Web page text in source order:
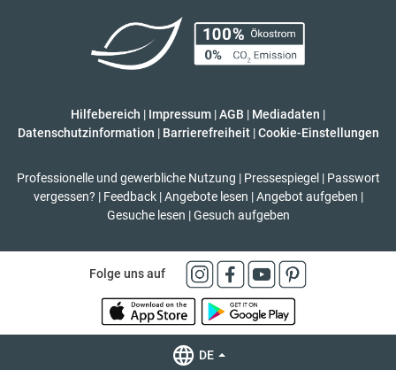
Hilfebereich | Impressum |AGB | Mediadaten |
Datenschutzinformation | Barrierefreiheit | Cookie-Einstellungen
Professionelle und gewerbliche Nutzung | Pressespiegel | Passwort
vergessen? | Feedback | Angebote lesen | Angebot aufgeben |
Gesuche lesen | Gesuch aufgeben
Folge uns auf
DE